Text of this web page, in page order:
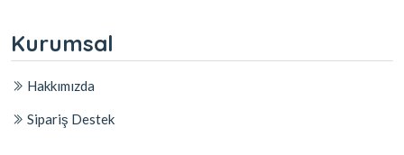
Kurumsal
Hakkımızda
Sipariş Destek